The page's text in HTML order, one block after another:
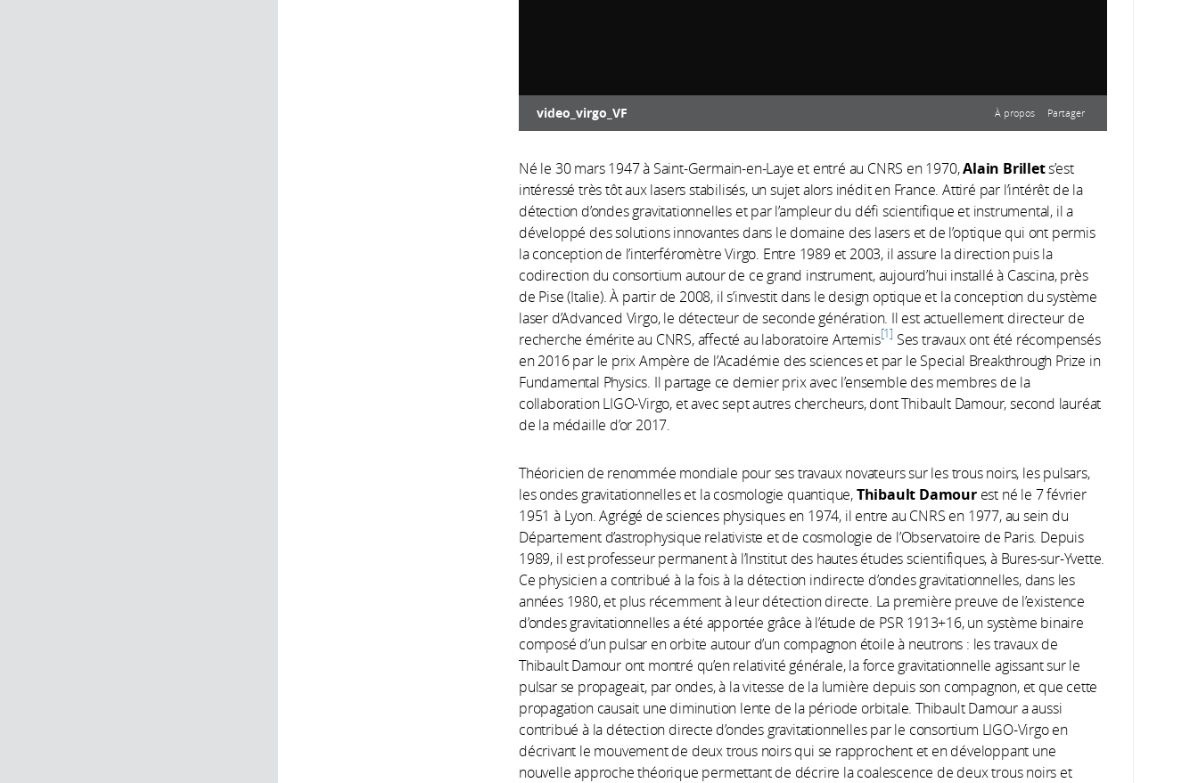
video_virgo_VF À propos Partager
À propos
Année de production:2016
Durée:5 min 58
Réalisateur:Nicolas Baker
Producteur:CNRS Images
Intervenants:
Benoît Mours
Laboratoire d'Annecy le Vieux
de Physique des Particules (LAPP)
CNRS / Université Savoie Mont-
Blanc
LAPP
Nicolas Arnaud
Laboratoire de l'Accélérateur
Linéaire (LAL)
Romain Bonnand
LAPP
Éric Chassande-Mottin
Astroparticules et Cosmologie
CNRS / Université Paris 7
Né le 30 mars 1947 à Saint-Germain-en-Laye et entré au CNRS en 1970,Alain Brillets’est
intéressé très tôt aux lasers stabilisés, un sujet alors inédit en France. Attiré par l’intérêt de la
détection d’ondes gravitationnelles et par l’ampleur du défi scientifique et instrumental, il a
développé des solutions innovantes dans le domaine des lasers et de l’optique qui ont permis
la conception de l’interféromètre Virgo. Entre 1989 et 2003, il assure la direction puis la
codirection du consortium autour de ce grand instrument, aujourd’hui installé à Cascina, près
de Pise (Italie). À partir de 2008, il s’investit dans le design optique et la conception du système
laser d’Advanced Virgo, le détecteur de seconde génération. Il est actuellement directeur de
recherche émérite au CNRS, affecté au laboratoire Artemis 1 Ses travaux ont été récompensés
en 2016 par le prix Ampère de l’Académie des sciences et par le Special Breakthrough Prize in
Fundamental Physics. Il partage ce dernier prix avec l’ensemble des membres de la
collaboration LIGO-Virgo, et avec sept autres chercheurs, dont Thibault Damour, second lauréat
de la médaille d’or 2017.
Théoricien de renommée mondiale pour ses travaux novateurs sur les trous noirs, les pulsars,
les ondes gravitationnelles et la cosmologie quantique, Thibault Damourest né le 7 février
1951 à Lyon. Agrégé de sciences physiques en 1974, il entre au CNRS en 1977, au sein du
Département d’astrophysique relativiste et de cosmologie de l’Observatoire de Paris. Depuis
1989, il est professeur permanent à l’Institut des hautes études scientifiques, à Bures-sur-Yvette.
Ce physicien a contribué à la fois à la détection indirecte d’ondes gravitationnelles, dans les
années 1980, et plus récemment à leur détection directe. La première preuve de l’existence
d’ondes gravitationnelles a été apportée grâce à l’étude de PSR 1913+16, un système binaire
composé d’un pulsar en orbite autour d’un compagnon étoile à neutrons : les travaux de
Thibault Damour ont montré qu’en relativité générale, la force gravitationnelle agissant sur le
pulsar se propageait, par ondes, à la vitesse de la lumière depuis son compagnon, et que cette
propagation causait une diminution lente de la période orbitale. Thibault Damour a aussi
contribué à la détection directe d’ondes gravitationnelles par le consortium LIGO-Virgo en
décrivant le mouvement de deux trous noirs qui se rapprochent et en développant une
nouvelle approche théorique permettant de décrire la coalescence de deux trous noirs et